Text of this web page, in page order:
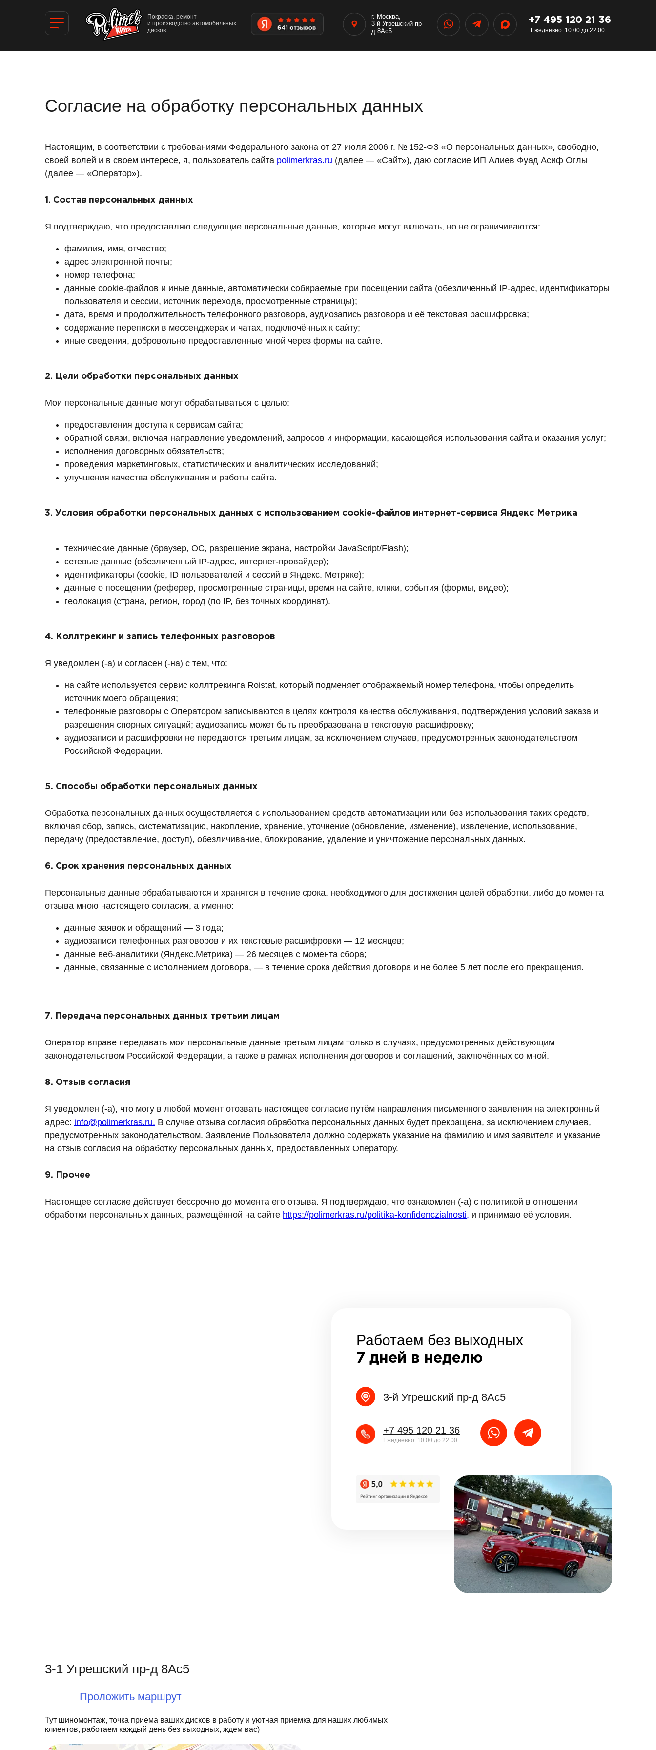
Покраска, ремонт
и производство автомобильных
дисков
г. Москва,
3-й Угрешский пр-
д 8Ас5
+7 495 120 21 36
Ежедневно: 10:00 до 22:00
+7 495 120 21 36
Согласие на обработку персональных данных
Настоящим, в соответствии с требованиями Федерального закона от 27 июля 2006 г. № 152-ФЗ «О персональных данных», свободно,
своей волей и в своем интересе, я, пользователь сайта polimerkras.ru (далее — «Сайт»), даю согласие ИП Алиев Фуад Асиф Оглы
(далее — «Оператор»).
1. Состав персональных данных
Я подтверждаю, что предоставляю следующие персональные данные, которые могут включать, но не ограничиваются:
фамилия, имя, отчество;
адрес электронной почты;
номер телефона;
данные cookie-файлов и иные данные, автоматически собираемые при посещении сайта (обезличенный IP-адрес, идентификаторы
пользователя и сессии, источник перехода, просмотренные страницы);
дата, время и продолжительность телефонного разговора, аудиозапись разговора и её текстовая расшифровка;
содержание переписки в мессенджерах и чатах, подключённых к сайту;
иные сведения, добровольно предоставленные мной через формы на сайте.
2. Цели обработки персональных данных
Мои персональные данные могут обрабатываться с целью:
предоставления доступа к сервисам сайта;
обратной связи, включая направление уведомлений, запросов и информации, касающейся использования сайта и оказания услуг;
исполнения договорных обязательств;
проведения маркетинговых, статистических и аналитических исследований;
улучшения качества обслуживания и работы сайта.
3. Условия обработки персональных данных с использованием cookie-файлов интернет-сервиса Яндекс Метрика
технические данные (браузер, ОС, разрешение экрана, настройки JavaScript/Flash);
сетевые данные (обезличенный IP-адрес, интернет-провайдер);
идентификаторы (cookie, ID пользователей и сессий в Яндекс. Метрике);
данные о посещении (реферер, просмотренные страницы, время на сайте, клики, события (формы, видео);
геолокация (страна, регион, город (по IP, без точных координат).
4. Коллтрекинг и запись телефонных разговоров
Я уведомлен (-а) и согласен (-на) с тем, что:
на сайте используется сервис коллтрекинга Roistat, который подменяет отображаемый номер телефона, чтобы определить
источник моего обращения;
телефонные разговоры с Оператором записываются в целях контроля качества обслуживания, подтверждения условий заказа и
разрешения спорных ситуаций; аудиозапись может быть преобразована в текстовую расшифровку;
аудиозаписи и расшифровки не передаются третьим лицам, за исключением случаев, предусмотренных законодательством
Российской Федерации.
5. Способы обработки персональных данных
Обработка персональных данных осуществляется с использованием средств автоматизации или без использования таких средств,
включая сбор, запись, систематизацию, накопление, хранение, уточнение (обновление, изменение), извлечение, использование,
передачу (предоставление, доступ), обезличивание, блокирование, удаление и уничтожение персональных данных.
6. Срок хранения персональных данных
Персональные данные обрабатываются и хранятся в течение срока, необходимого для достижения целей обработки, либо до момента
отзыва мною настоящего согласия, а именно:
данные заявок и обращений — 3 года;
аудиозаписи телефонных разговоров и их текстовые расшифровки — 12 месяцев;
данные веб-аналитики (Яндекс.Метрика) — 26 месяцев с момента сбора;
данные, связанные с исполнением договора, — в течение срока действия договора и не более 5 лет после его прекращения.
7. Передача персональных данных третьим лицам
Оператор вправе передавать мои персональные данные третьим лицам только в случаях, предусмотренных действующим
законодательством Российской Федерации, а также в рамках исполнения договоров и соглашений, заключённых со мной.
8. Отзыв согласия
Я уведомлен (-а), что могу в любой момент отозвать настоящее согласие путём направления письменного заявления на электронный
адрес: info@polimerkras.ru. В случае отзыва согласия обработка персональных данных будет прекращена, за исключением случаев,
предусмотренных законодательством. Заявление Пользователя должно содержать указание на фамилию и имя заявителя и указание
на отзыв согласия на обработку персональных данных, предоставленных Оператору.
9. Прочее
Настоящее согласие действует бессрочно до момента его отзыва. Я подтверждаю, что ознакомлен (-а) с политикой в отношении
обработки персональных данных, размещённой на сайте https://polimerkras.ru/politika-konfidenczialnosti, и принимаю её условия.
Работаем без выходных
7 дней в неделю
3-й Угрешский пр-д 8Ас5
+7 495 120 21 36
Ежедневно: 10:00 до 22:00
3-1 Угрешский пр-д 8Ас5
Тут шиномонтаж, точка приема ваших дисков в работу и уютная приемка для наших любимых
клиентов, работаем каждый день без выходных, ждем вас)
Проложить маршрут